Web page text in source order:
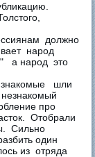
должно
народ
а народ это
знакомые шли
про
Отобрали
Сильно
один
из отряда